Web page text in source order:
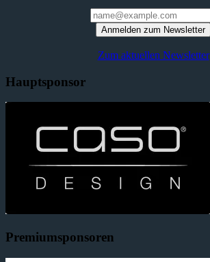
Anmelden zum Newsletter
Zum aktuellen Newsletter
Hauptsponsor
Premiumsponsoren